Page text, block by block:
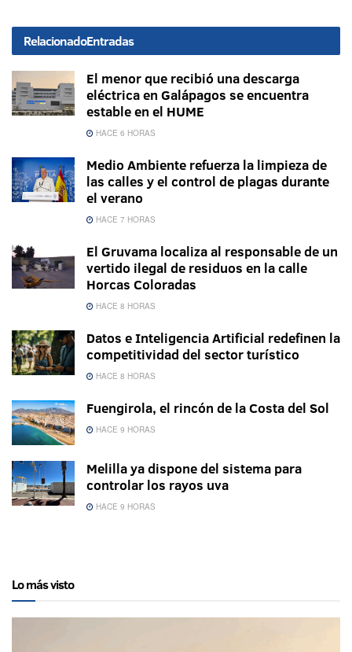
RelacionadoEntradas
El menor que recibió una descarga
eléctrica en Galápagos se encuentra
estable en el HUME
HACE 6 HORAS
Medio Ambiente refuerza la limpieza de
las calles y el control de plagas durante
el verano
HACE 7 HORAS
El Gruvama localiza al responsable de un
vertido ilegal de residuos en la calle
Horcas Coloradas
HACE 8 HORAS
Datos e Inteligencia Artificial redefinen la
competitividad del sector turístico
HACE 8 HORAS
Fuengirola, el rincón de la Costa del Sol
HACE 9 HORAS
Melilla ya dispone del sistema para
controlar los rayos uva
HACE 9 HORAS
Lo más visto